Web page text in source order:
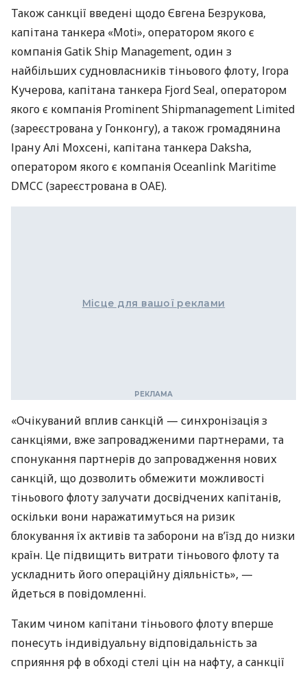
Також санкції введені щодо Євгена Безрукова,
капітана танкера «Moti», оператором якого є
компанія Gatik Ship Management, один з
найбільших судновласників тіньового флоту, Ігора
Кучерова, капітана танкера Fjord Seal, оператором
якого є компанія Prominent Shipmanagement Limited
(зареєстрована у Гонконгу), а також громадянина
Ірану Алі Мохсені, капітана танкера Daksha,
оператором якого є компанія Oceanlink Maritime
DMCC (зареєстрована в ОАЕ).
Місце для вашої реклами
«Очікуваний вплив санкцій — синхронізація з
санкціями, вже запровадженими партнерами, та
спонукання партнерів до запровадження нових
санкцій, що дозволить обмежити можливості
тіньового флоту залучати досвідчених капітанів,
оскільки вони наражатимуться на ризик
блокування їх активів та заборони на в’їзд до низки
країн. Це підвищить витрати тіньового флоту та
ускладнить його операційну діяльність», —
йдеться в повідомленні.
Таким чином капітани тіньового флоту вперше
понесуть індивідуальну відповідальність за
сприяння рф в обході стелі цін на нафту, а санкції